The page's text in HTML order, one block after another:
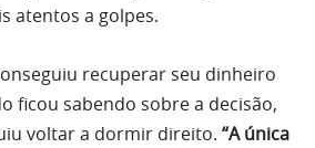
atentos a golpes.
recuperar seu dinheiro
ficou sabendo sobre a decisão,
voltar a dormir direito. “A única